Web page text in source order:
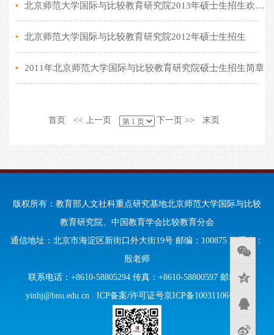
• 北京师范大学国际与比较教育研究院2013年硕士生招生欢迎小语种推免生以及其他专业推免生和考生
• 北京师范大学国际与比较教育研究院2012年硕士生招生
• 2011年北京师范大学国际与比较教育研究院硕士生招生简章
首页 << 上一页 下一页 >> 末页
版权所有：教育部人文社科重点研究基地北京师范大学国际与比较
教育研究院、中国教育学会比较教育分会
通信地址：北京市海淀区新街口外大街19号 邮编：100875 联系人：
殷老师
联系电话：+8610-58805294 传真：+8610-58800597 邮箱：
yinhj@bnu.edu.cn ICP备案/许可证号京ICP备10031106号-95